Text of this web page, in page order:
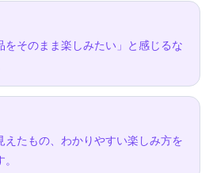
をそのまま楽しみたい」と感じるな
えたもの、わかりやすい楽しみ方を